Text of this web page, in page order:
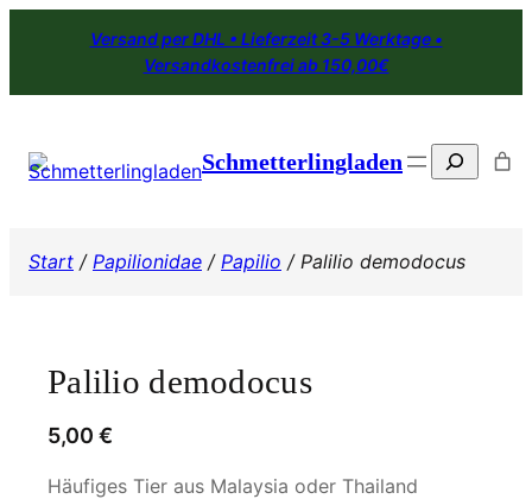
Versand per DHL • Lieferzeit 3-5 Werktage •
Versandkostenfrei ab 150,00€
Schmetterlingladen Search
Start / Papilionidae / Papilio / Palilio demodocus
Palilio demodocus
5,00 €
Häufiges Tier aus Malaysia oder Thailand